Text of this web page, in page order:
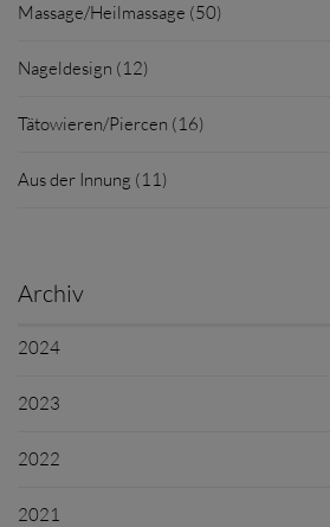
Massage/Heilmassage (50)
Nageldesign (12)
Tätowieren/Piercen (16)
Aus der Innung (11)
Archiv
2024
2023
2022
2021